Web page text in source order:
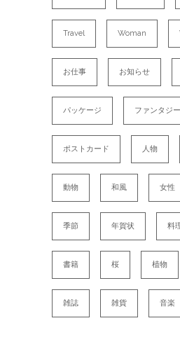
Travel Woman
お仕事 お知らせ
パッケージ ファンタジー
ポストカード 人物
動物 和風 女性
季節 年賀状 料
書籍 桜 植物
雑誌 雑貨 音楽